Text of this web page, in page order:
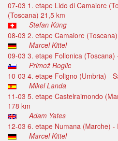
07-03 1. etape Lido di Camaiore
(Toscana) 21,5 km
Stefan Küng
08-03 2. etape Camaiore
Marcel Kittel
09-03 3. etape Follonica
Primož Roglic
10-03 4. etape Foligno (Umbria) -
Mikel Landa
11-03 5. etape Castelraimondo
178 km
Adam Yates
12-03 6. etape Numana (Marche)
Marcel Kittel